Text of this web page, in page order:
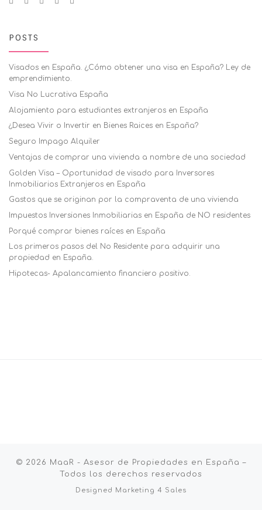
POSTS
Visados en España. ¿Cómo obtener una visa en España? Ley de
emprendimiento.
Visa No Lucrativa España
Alojamiento para estudiantes extranjeros en España
¿Desea Vivir o Invertir en Bienes Raices en España?
Seguro Impago Alquiler
Ventajas de comprar una vivienda a nombre de una sociedad
Golden Visa – Oportunidad de visado para Inversores
Inmobiliarios Extranjeros en España
Gastos que se originan por la compraventa de una vivienda
Impuestos Inversiones Inmobiliarias en España de NO residentes
Porqué comprar bienes raíces en España
Los primeros pasos del No Residente para adquirir una
propiedad en España.
Hipotecas- Apalancamiento financiero positivo.
© 2026 MaaR - Asesor de Propiedades en España –
Todos los derechos reservados
Designed Marketing 4 Sales